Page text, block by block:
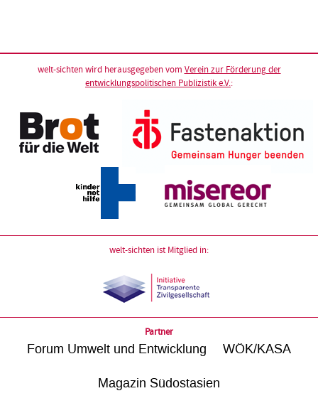
welt-sichten wird herausgegeben vom Verein zur Förderung der
entwicklungspolitischen Publizistik e.V.:
welt-sichten ist Mitglied in:
Partner
Forum Umwelt und Entwicklung WÖK/KASA
Magazin Südostasien